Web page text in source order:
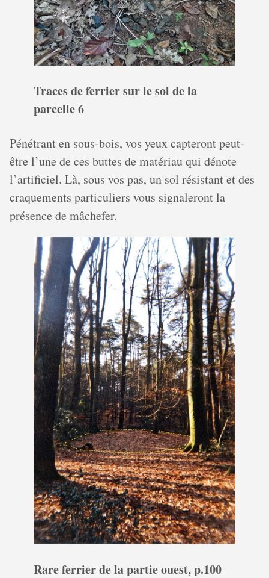
Traces de ferrier sur le sol de la
parcelle 6
Pénétrant en sous-bois, vos yeux capteront peut-
être l’une de ces buttes de matériau qui dénote
l’artificiel. Là, sous vos pas, un sol résistant et des
craquements particuliers vous signaleront la
présence de mâchefer.
Rare ferrier de la partie ouest, p.100